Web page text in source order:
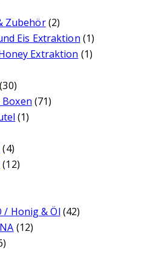
Zubehör(2)
Eis Extraktion (1)
Extraktion (1)
(30)
(71)
(1)
(4)
(12)
/ Honig & Öl (42)
(12)